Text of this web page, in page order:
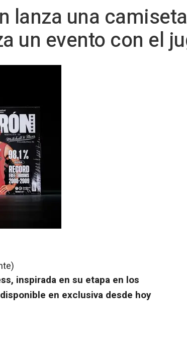
lanza una
un evento con el
inspirada en su etapa en los
en exclusiva desde hoy